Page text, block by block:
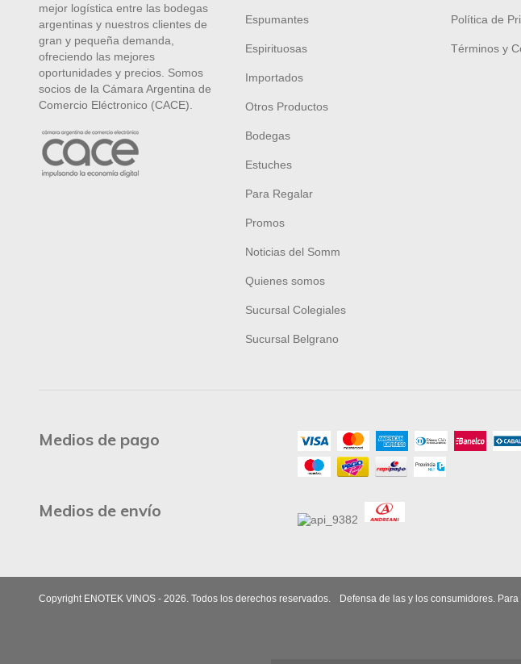
mejor logística entre las bodegas
argentinas y nuestros clientes de
gran y pequeña demanda,
ofreciendo las mejores
oportunidades y precios. Somos
socios de la Cámara Argentina de
Comercio Eléctronico (CACE).
Espumantes
Espirituosas
Importados
Otros Productos
Bodegas
Estuches
Para Regalar
Promos
Noticias del Somm
Quienes somos
Sucursal Colegiales
Sucursal Belgrano
Política de
Términos y
Medios de pago
Medios de envío
Copyright ENOTEK VINOS - 2026. Todos los derechos reservados. Defensa de las y los consumidores.